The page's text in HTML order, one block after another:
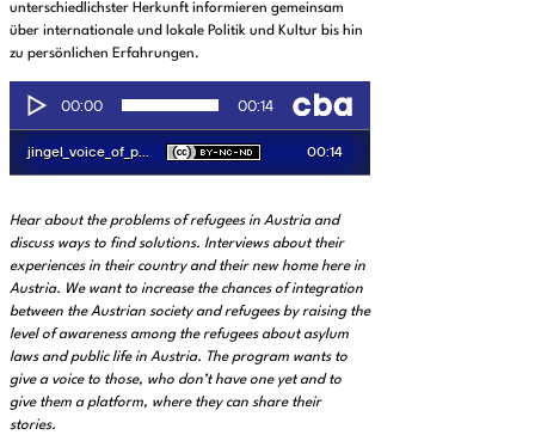
unterschiedlichster Herkunft informieren gemeinsam
über internationale und lokale Politik und Kultur bis hin
zu persönlichen Erfahrungen.
Hear about the problems of refugees in Austria and
discuss ways to find solutions. Interviews about their
experiences in their country and their new home here in
Austria. We want to increase the chances of integration
between the Austrian society and refugees by raising the
level of awareness among the refugees about asylum
laws and public life in Austria. The program wants to
give a voice to those, who don’t have one yet and to
give them a platform, where they can share their
stories.